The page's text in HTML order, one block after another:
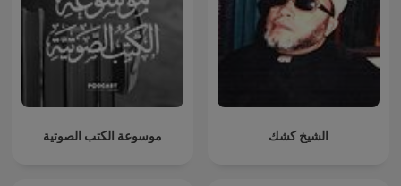
الشيخ كشك موسوعة الكتب الصوتية